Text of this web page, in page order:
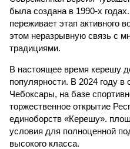
была создана в 1990-х
переживает этап активного
этом неразрывную связь с
традициями.
В настоящее время керешу
популярности. В 2024 году в
Чебоксары, на базе
торжественное открытие
единоборств «Керешу».
условия для полноценной
высокого класса.